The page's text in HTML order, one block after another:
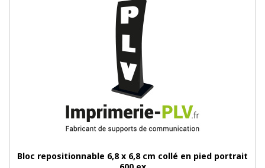
Bloc repositionnable 6,8 x 6,8 cm collé en pied portrait